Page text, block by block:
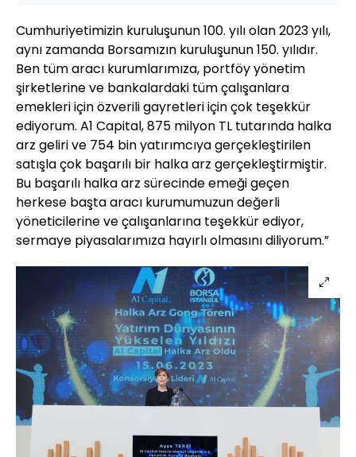
Cumhuriyetimizin kuruluşunun 100. yılı olan 2023 yılı,
aynı zamanda Borsamızın kuruluşunun 150. yılıdır.
Ben tüm aracı kurumlarımıza, portföy yönetim
şirketlerine ve bankalardaki tüm çalışanlara
emekleri için özverili gayretleri için çok teşekkür
ediyorum. A1 Capital, 875 milyon TL tutarında halka
arz geliri ve 754 bin yatırımcıya gerçekleştirilen
satışla çok başarılı bir halka arz gerçekleştirmiştir.
Bu başarılı halka arz sürecinde emeği geçen
herkese başta aracı kurumumuzun değerli
yöneticilerine ve çalışanlarına teşekkür ediyor,
sermaye piyasalarımıza hayırlı olmasını diliyorum.”